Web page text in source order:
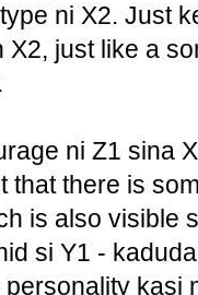
ni X2. Just
X2, just like a
ni Z1 sina
that there is
is also visible
si Y1 -
kasi